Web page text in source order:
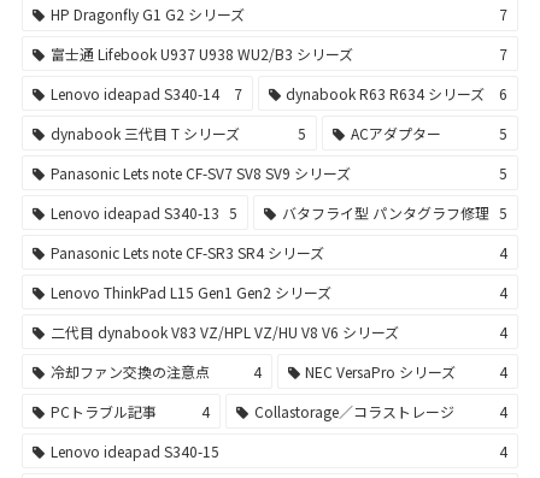
HP Dragonfly G1 G2 シリーズ
7
富士通 Lifebook U937 U938 WU2/B3 シリーズ
7
Lenovo ideapad S340-14
7 dynabook R63 R634 シリーズ
6
dynabook 三代目 T シリーズ
5 ACアダプター
5
Panasonic Lets note CF-SV7 SV8 SV9 シリーズ
5
Lenovo ideapad S340-13 5 バタフライ型 パンタグラフ修理 5
Panasonic Lets note CF-SR3 SR4 シリーズ
4
Lenovo ThinkPad L15 Gen1 Gen2 シリーズ
4
二代目 dynabook V83 VZ/HPL VZ/HU V8 V6 シリーズ
4
冷却ファン交換の注意点
4 NEC VersaPro シリーズ
4
PCトラブル記事
4 Collastorage／コラストレージ
4
Lenovo ideapad S340-15
4